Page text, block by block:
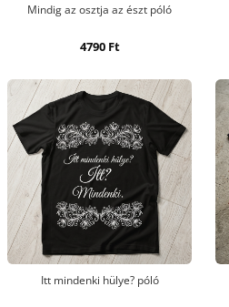
Mindig az osztja az észt póló
4790 Ft
Itt mindenki hülye? póló